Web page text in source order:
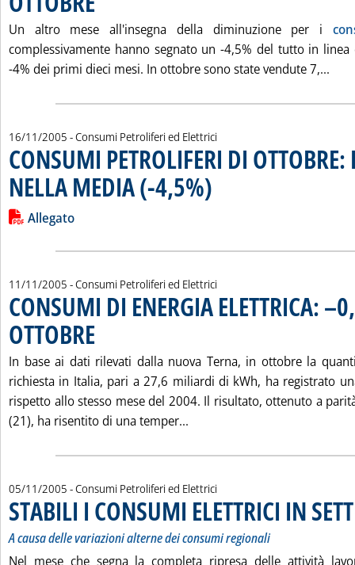
Un altro mese all'insegna della diminuzione per i
complessivamente hanno segnato un -4,5% del tutto in
-4% dei primi dieci mesi. In ottobre sono state vendute 7,...
16/11/2005 - Consumi Petroliferi ed Elettrici
CONSUMI PETROLIFERI DI OTTOBRE:
NELLA MEDIA (-4,5%)
Leggi tutta la notizia: 'CONSUMI PETROLIFERI DI OTTOBRE:
Lista allegati PDF alla notizia
Allegato
11/11/2005 - Consumi Petroliferi ed Elettrici
CONSUMI DI ENERGIA ELETTRICA:
OTTOBRE
In base ai dati rilevati dalla nuova Terna, in ottobre la
richiesta in Italia, pari a 27,6 miliardi di kWh, ha registrato
rispetto allo stesso mese del 2004. Il risultato, ottenuto a
(21), ha risentito di una temper...
05/11/2005 - Consumi Petroliferi ed Elettrici
STABILI I CONSUMI ELETTRICI IN
A causa delle variazioni alterne dei consumi regionali
Nel mese che segna la completa ripresa delle attività